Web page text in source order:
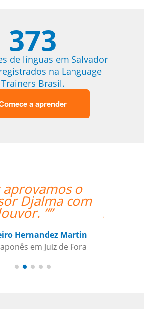
373
de línguas em Salvador
na Language
Trainers Brasil.
a aprender
is going
Thanks so
for your help!””
Nathan Miller
de em Manaus